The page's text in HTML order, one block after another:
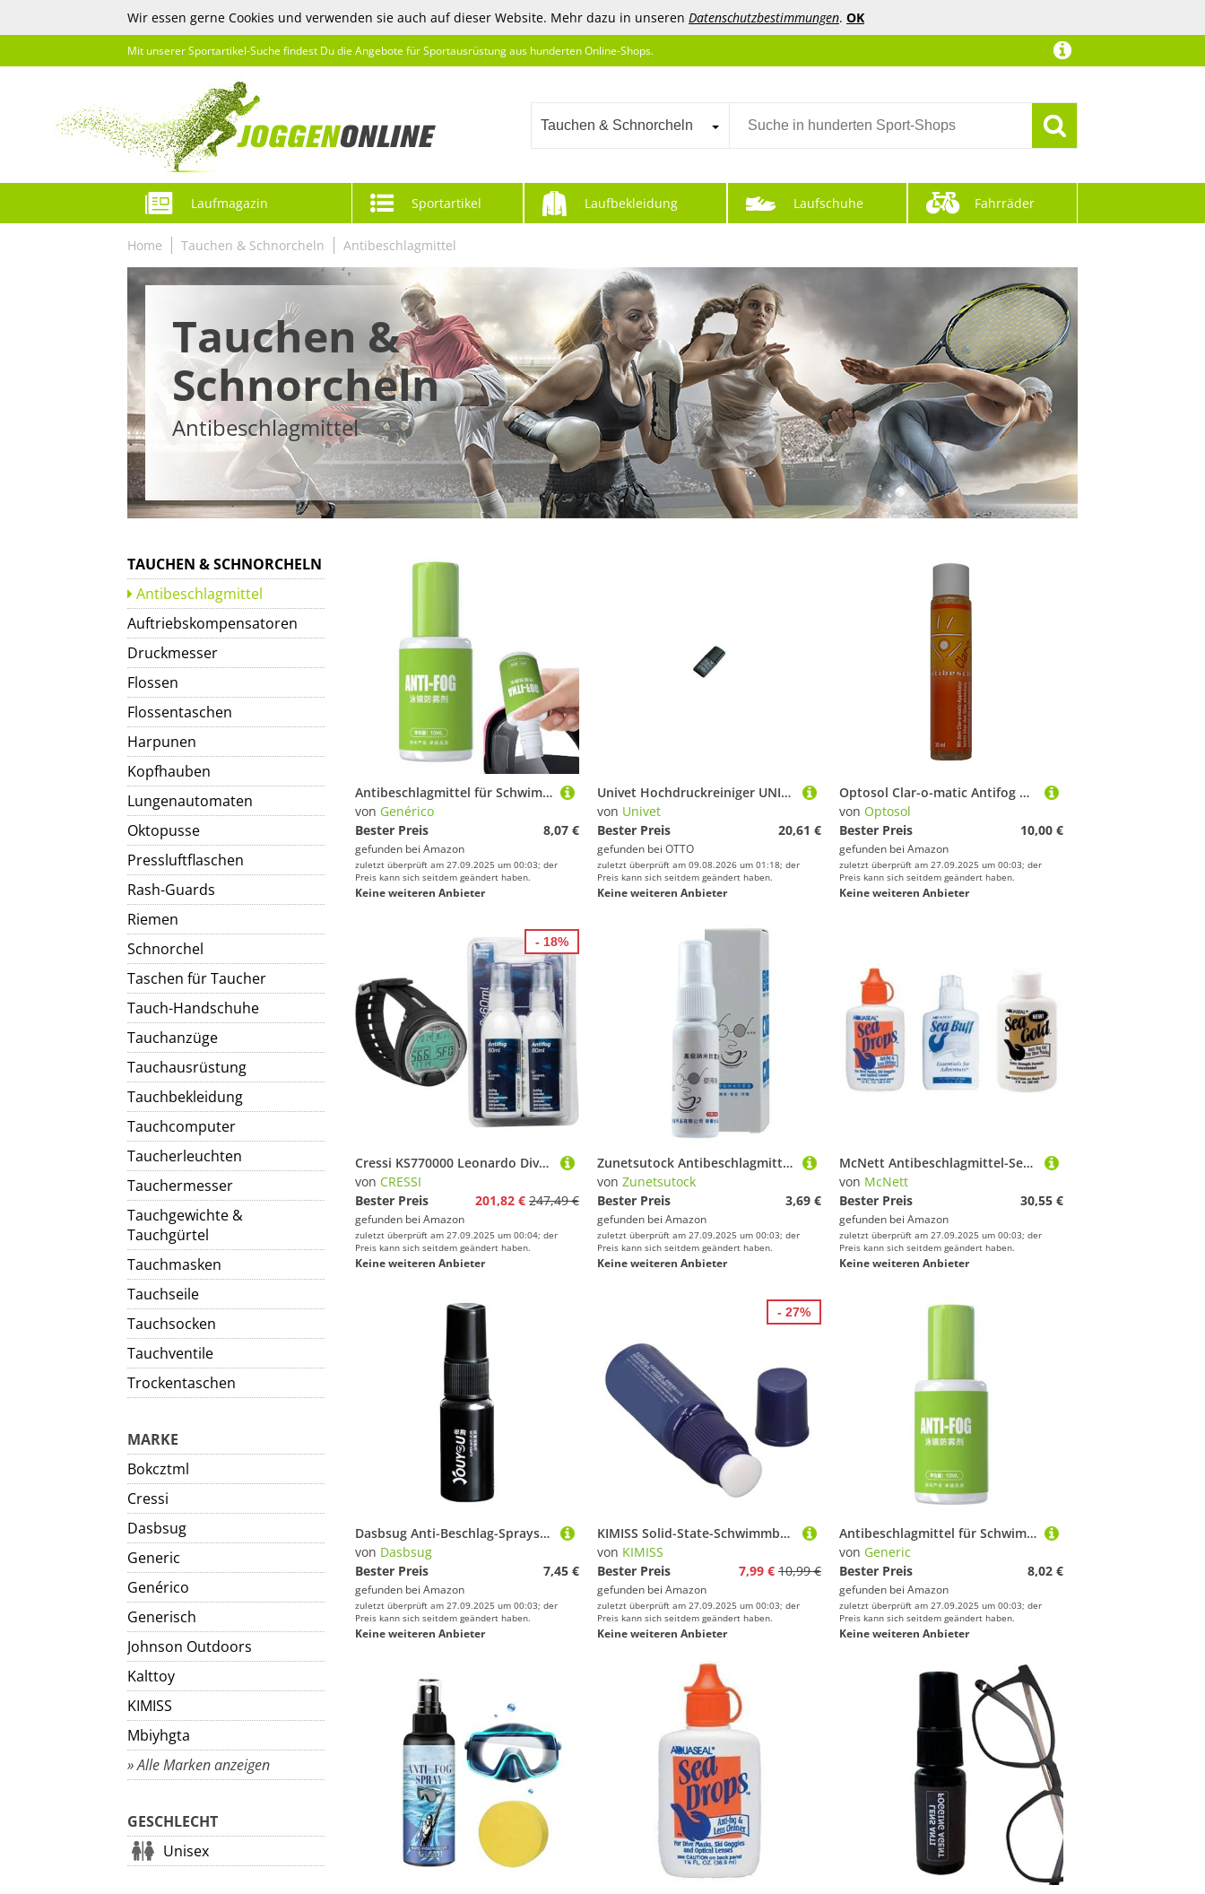
Wir essen gerne Cookies und verwenden sie auch auf dieser Website. Mehr dazu in unseren Datenschutzbestimmungen. OK
Mit unserer Sportartikel-Suche findest Du die Angebote für Sportausrüstung aus hunderten Online-Shops.
Tauchen & Schnorcheln
Laufmagazin Sportartikel Laufbekleidung Laufschuhe Fahrräder
Home Tauchen & Schnorcheln Antibeschlagmittel
Tauchen &
Schnorcheln
Antibeschlagmittel
TAUCHEN & SCHNORCHELN
Antibeschlagmittel
Auftriebskompensatoren
Druckmesser
Flossen
Flossentaschen
Harpunen
Kopfhauben
Lungenautomaten
Oktopusse
Pressluftflaschen
Rash-Guards
Riemen
Schnorchel
Taschen für Taucher
Tauch-Handschuhe
Tauchanzüge
Tauchausrüstung
Tauchbekleidung
Tauchcomputer
Taucherleuchten
Tauchermesser
Tauchgewichte &
Tauchgürtel
Tauchmasken
Tauchseile
Tauchsocken
Tauchventile
Trockentaschen
MARKE
Bokcztml
Cressi
Dasbsug
Generic
Genérico
Generisch
Johnson Outdoors
Kalttoy
KIMISS
Mbiyhgta
» Alle Marken anzeigen
GESCHLECHT
Unisex
Antibeschlagmittel für Schwimmbrillen, langlebige Defogger-Lösung für Brillen, Pflege für Unisex, Jugendliche und Erwachsene
von Genérico
Bester Preis
8,07 €
gefunden bei Amazon
zuletzt überprüft am 27.09.2025 um 00:03; der
Preis kann sich seitdem geändert haben.
Keine weiteren Anbieter
Univet Hochdruckreiniger UNIVET Antibeschlagmittel 17ml
von Univet
Bester Preis
20,61 €
gefunden bei OTTO
zuletzt überprüft am 09.08.2026 um 01:18; der
Preis kann sich seitdem geändert haben.
Keine weiteren Anbieter
Optosol Clar-o-matic Antifog Antibeschlagmittel - 30 ml
von Optosol
Bester Preis
10,00 €
gefunden bei Amazon
zuletzt überprüft am 27.09.2025 um 00:03; der
Preis kann sich seitdem geändert haben.
Keine weiteren Anbieter
Cressi KS770000 Leonardo Dive Computer, Schwarz & Anti Fog 2Pack Antibeschlagmittel, Transparent, 2x60 ml Spray
von CRESSI
Bester Preis
201,82 € 247,49 €
gefunden bei Amazon
zuletzt überprüft am 27.09.2025 um 00:04; der
Preis kann sich seitdem geändert haben.
Keine weiteren Anbieter
- 18%
Zunetsutock Antibeschlagmittel für Sehbrillen, Antibeschlag-Spray, langer Halt, 20 ml, flüssige Antibeschlag-Lösung für Skifahren, Schnorcheln, Tauchen und Outdoor-Sportaktivitäten
von Zunetsutock
Bester Preis
3,69 €
gefunden bei Amazon
zuletzt überprüft am 27.09.2025 um 00:03; der
Preis kann sich seitdem geändert haben.
Keine weiteren Anbieter
McNett Antibeschlagmittel-Set Sea Drops, Sea Gold, Sea Buff
von McNett
Bester Preis
30,55 €
gefunden bei Amazon
zuletzt überprüft am 27.09.2025 um 00:03; der
Preis kann sich seitdem geändert haben.
Keine weiteren Anbieter
Dasbsug Anti-Beschlag-Sprays, Brillenreiniger, Tauchbrille, kein Beschlagmittel, tragbare Schwimmbrille, Antibeschlagmittel, Schwimmbrillen-Defogger
von Dasbsug
Bester Preis
7,45 €
gefunden bei Amazon
zuletzt überprüft am 27.09.2025 um 00:03; der
Preis kann sich seitdem geändert haben.
Keine weiteren Anbieter
KIMISS Solid-State-Schwimmbrillen-Antibeschlagmittel – Langlebiger Nano-Entbeschlager für Tauchbrillen, Verbessert die Klarheit Beim Schwimmtraining und Beim Tauchen
von KIMISS
Bester Preis
7,99 € 10,99 €
gefunden bei Amazon
zuletzt überprüft am 27.09.2025 um 00:03; der
Preis kann sich seitdem geändert haben.
Keine weiteren Anbieter
- 27%
Antibeschlagmittel für Schwimmbrille, 10 ml, Anti-Fog-Flüssigkeit, tragbare Wassersportbrillen-Wartungslösung für Tauchen, Schnorcheln
von Generic
Bester Preis
8,02 €
gefunden bei Amazon
zuletzt überprüft am 27.09.2025 um 00:03; der
Preis kann sich seitdem geändert haben.
Keine weiteren Anbieter